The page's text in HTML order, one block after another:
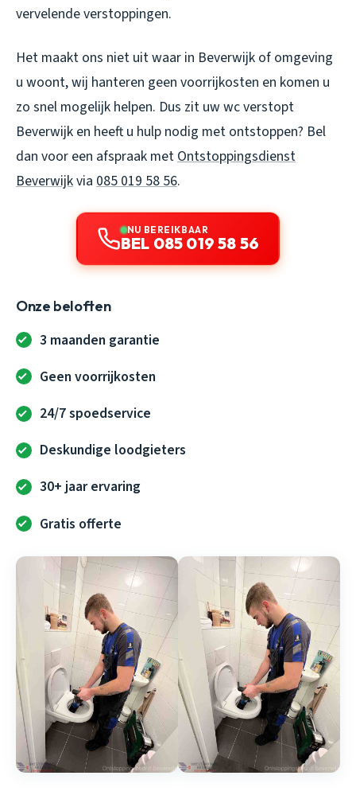
vervelende verstoppingen.
Het maakt ons niet uit waar in Beverwijk of omgeving
u woont, wij hanteren geen voorrijkosten en komen u
zo snel mogelijk helpen. Dus zit uwwc verstopt
Beverwijk en heeft u hulp nodig met ontstoppen? Bel
dan voor een afspraak met Ontstoppingsdienst
Beverwijkvia 085 019 58 56.
NU BEREIKBAAR
BEL 085 019 58 56
Onze beloften
3 maanden garantie
Geen voorrijkosten
24/7 spoedservice
Deskundige loodgieters
30+ jaar ervaring
Gratis offerte